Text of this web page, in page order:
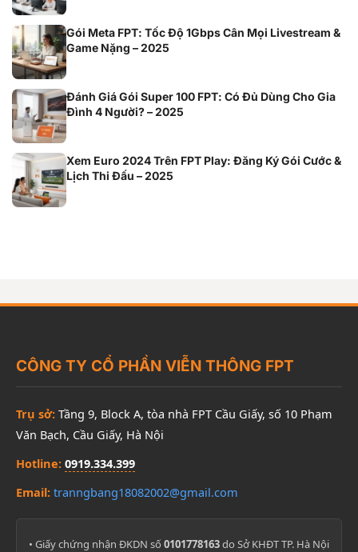
Gói Meta FPT: Tốc Độ 1Gbps Cân Mọi Livestream &
Game Nặng – 2025
Đánh Giá Gói Super 100 FPT: Có Đủ Dùng Cho Gia
Đình 4 Người? – 2025
Xem Euro 2024 Trên FPT Play: Đăng Ký Gói Cước &
Lịch Thi Đấu – 2025
CÔNG TY CỔ PHẦN VIỄN THÔNG FPT
Trụ sở: Tầng 9, Block A, tòa nhà FPT Cầu Giấy, số 10 Phạm
Văn Bạch, Cầu Giấy, Hà Nội
Hotline: 0919.334.399
Email: tranngbang18082002@gmail.com
• Giấy chứng nhận ĐKDN số 0101778163do Sở KHĐT TP. Hà Nội